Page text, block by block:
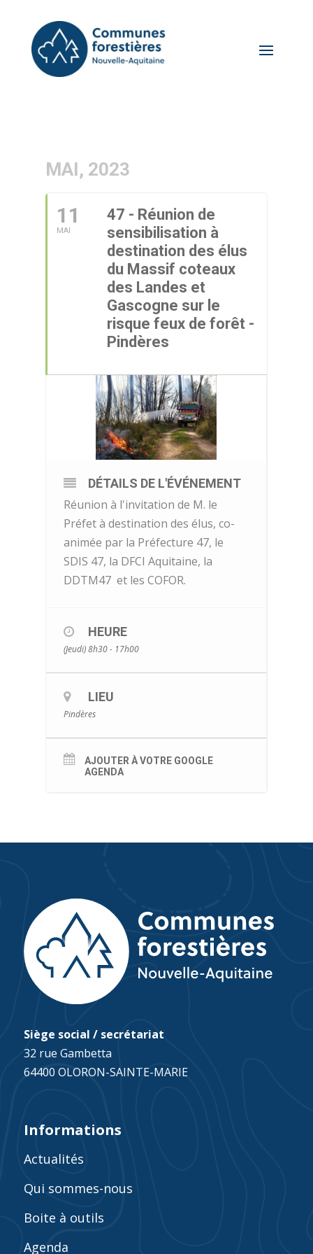
MAI, 2023
11
MAI
47 - Réunion de
sensibilisation à
destination des élus
du Massif coteaux
des Landes et
Gascogne sur le
risque feux de forêt -
Pindères
DÉTAILS DE L'ÉVÉNEMENT
Réunion à l'invitation de M. le
Préfet à destination des élus, co-
animée par la Préfecture 47, le
SDIS 47, la DFCI Aquitaine, la
DDTM47 et les COFOR.
HEURE
(Jeudi) 8h30 - 17h00
LIEU
Pindères
AJOUTER À VOTRE GOOGLE
AGENDA
Siège social / secrétariat
32 rue Gambetta
64400 OLORON-SAINTE-MARIE
Informations
Actualités
Qui sommes-nous
Boite à outils
Agenda